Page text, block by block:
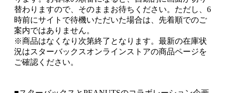
替わりますので、そのままお待ちください。ただし、6
時前にサイトで待機いただいた場合は、先着順でのご
案内ではありません。
※商品はなくなり次第終了となります。最新の在庫状
況はスターバックスオンラインストアの商品ページを
ご確認ください。